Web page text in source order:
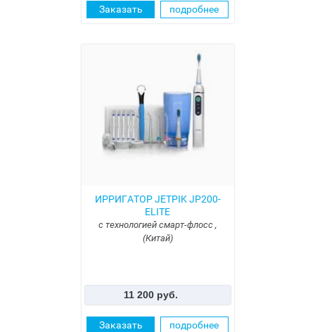
Заказать подробнее
ИРРИГАТОР JETPIK JP200-
ELITE
с технологией смарт-флосс ,
(Китай)
11 200 руб.
Заказать подробнее